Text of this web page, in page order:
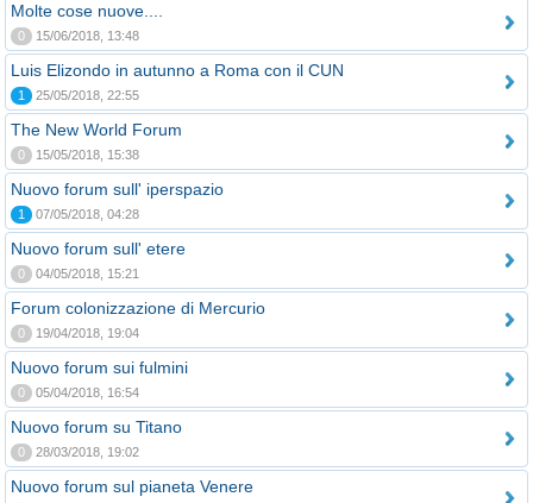
Molte cose nuove....
0 15/06/2018, 13:48
Luis Elizondo in autunno a Roma con il CUN
1 25/05/2018, 22:55
The New World Forum
0 15/05/2018, 15:38
Nuovo forum sull' iperspazio
1 07/05/2018, 04:28
Nuovo forum sull' etere
0 04/05/2018, 15:21
Forum colonizzazione di Mercurio
0 19/04/2018, 19:04
Nuovo forum sui fulmini
0 05/04/2018, 16:54
Nuovo forum su Titano
0 28/03/2018, 19:02
Nuovo forum sul pianeta Venere